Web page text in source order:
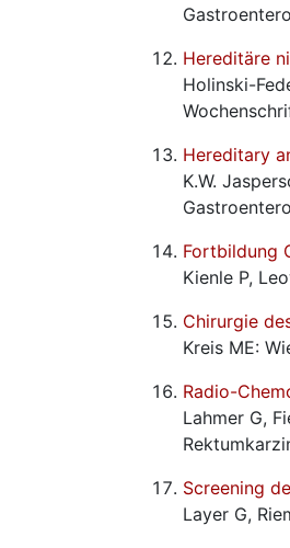
Hereditäre
Holinski-
Hereditary
K.W.
Fortbildung
Kienle P,
Chirurgie
Kreis ME:
Radio-
Lahmer G,
Screening
Layer G,